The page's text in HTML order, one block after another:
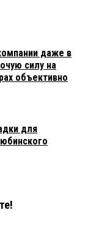
даже в
силу на
объективно
для